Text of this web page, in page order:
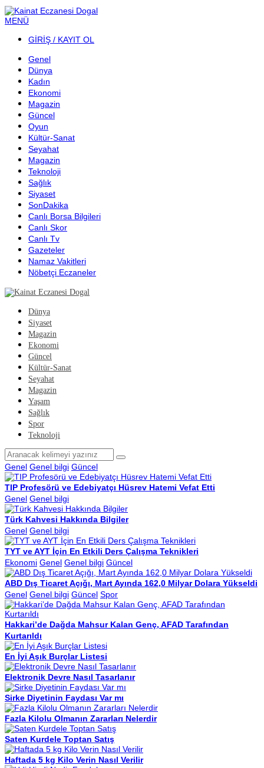
MENÜ
GİRİŞ / KAYIT OL
Genel
Dünya
Kadın
Ekonomi
Magazin
Güncel
Oyun
Kültür-Sanat
Seyahat
Magazin
Teknoloji
Sağlık
Siyaset
SonDakika
Canlı Borsa Bilgileri
Canlı Skor
Canlı Tv
Gazeteler
Namaz Vakitleri
Nöbetçi Eczaneler
Dünya
Siyaset
Magazin
Ekonomi
Güncel
Kültür-Sanat
Seyahat
Magazin
Yaşam
Sağlık
Spor
Teknoloji
Genel Genel bilgi Güncel
TIP Profesörü ve Edebiyatçı Hüsrev Hatemi Vefat Etti
Genel Genel bilgi
Türk Kahvesi Hakkında Bilgiler
Genel Genel bilgi
TYT ve AYT İçin En Etkili Ders Çalışma Teknikleri
Ekonomi Genel Genel bilgi Güncel
ABD Dış Ticaret Açığı, Mart Ayında 162,0 Milyar Dolara Yükseldi
Genel Genel bilgi Güncel Spor
Hakkari’de Dağda Mahsur Kalan Genç, AFAD Tarafından
Kurtarıldı
En İyi Aşık Burçlar Listesi
Elektronik Devre Nasıl Tasarlanır
Sirke Diyetinin Faydası Var mı
Fazla Kilolu Olmanın Zararları Nelerdir
Saten Kurdele Toptan Satış
Haftada 5 kg Kilo Verin Nasıl Verilir